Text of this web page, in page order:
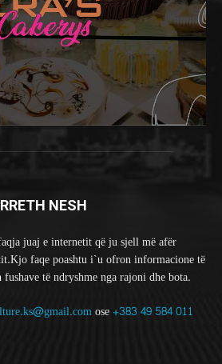
RRETH NESH
juaj e internetit që ju sjell më afër
faqe poashtu i`u ofron informacione të
të ndryshme nga rajoni dhe bota.
ose+383 49 584 011